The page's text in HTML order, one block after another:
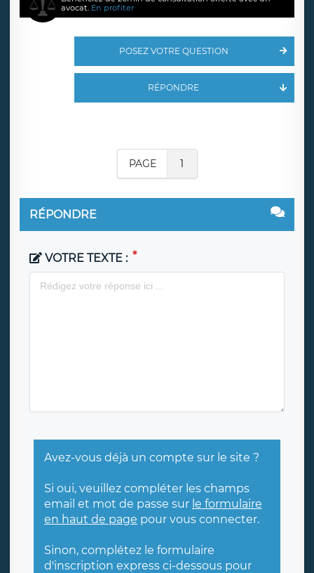
avocat. En profiter
POSEZ VOTRE QUESTION
RÉPONDRE
PAGE 1
RÉPONDRE
VOTRE TEXTE :
Avez-vous déjà un compte sur le site ?
Si oui, veuillez compléter les champs
email et mot de passe sur le formulaire
en haut de page pour vous connecter.
Sinon, complétez le formulaire
d'inscription express ci-dessous pour